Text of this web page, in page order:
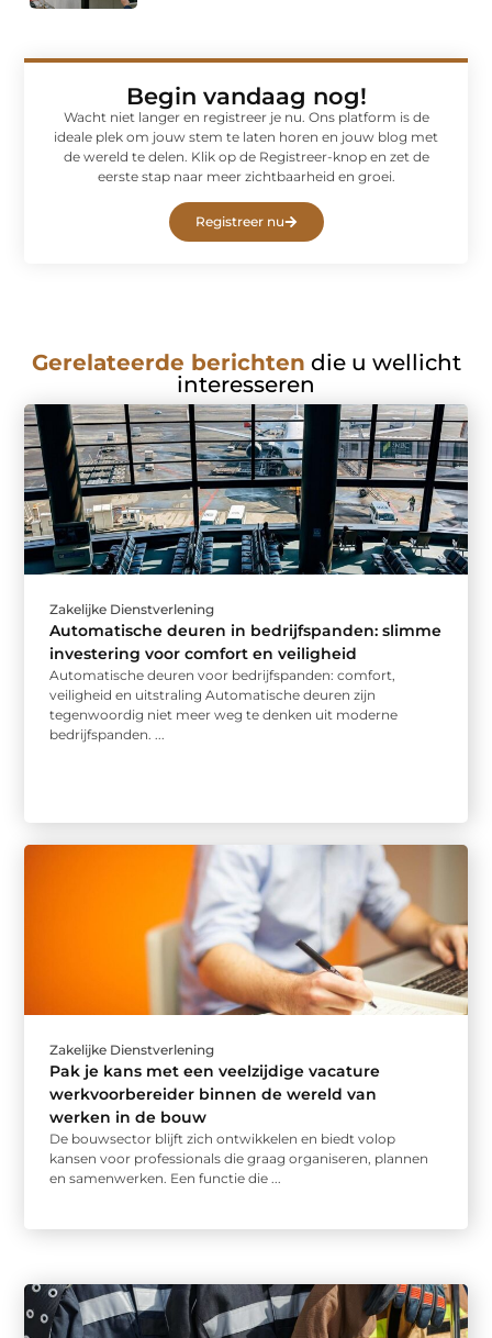
Begin vandaag nog!
Wacht niet langer en registreer je nu. Ons platform is de
ideale plek om jouw stem te laten horen en jouw blog met
de wereld te delen. Klik op de Registreer-knop en zet de
eerste stap naar meer zichtbaarheid en groei.
Registreer nu
Gerelateerde berichten die u wellicht
interesseren
Zakelijke Dienstverlening
Automatische deuren in bedrijfspanden: slimme
investering voor comfort en veiligheid
Automatische deuren voor bedrijfspanden: comfort,
veiligheid en uitstraling Automatische deuren zijn
tegenwoordig niet meer weg te denken uit moderne
bedrijfspanden. ...
Zakelijke Dienstverlening
Pak je kans met een veelzijdige vacature
werkvoorbereider binnen de wereld van
werken in de bouw
De bouwsector blijft zich ontwikkelen en biedt volop
kansen voor professionals die graag organiseren, plannen
en samenwerken. Een functie die ...